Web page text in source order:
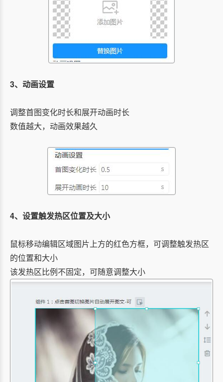
3、动画设置
调整首图变化时长和展开动画时长
数值越大，动画效果越久
4、设置触发热区位置及大小
鼠标移动编辑区域图片上方的红色方框，可调整触发热区
的位置和大小
该发热区比例不固定，可随意调整大小